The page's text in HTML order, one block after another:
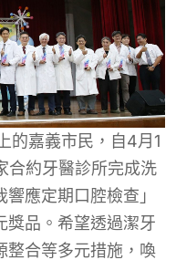
的嘉義市民，自4月1
合約牙醫診所完成洗
應定期口腔檢查」
獎品。希望透過潔牙
整合等多元措施，喚